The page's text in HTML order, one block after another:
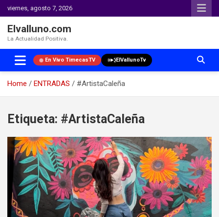
viernes, agosto 7, 2026
Elvalluno.com
La Actualidad Positiva.
En Vivo TimecasTV ElVallunoTv
Home ENTRADAS
#ArtistaCaleña
content
Etiqueta: #ArtistaCaleña